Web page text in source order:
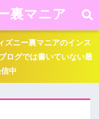
裏マニア
ズニー裏マニアのインス
ログでは書いていない最
中